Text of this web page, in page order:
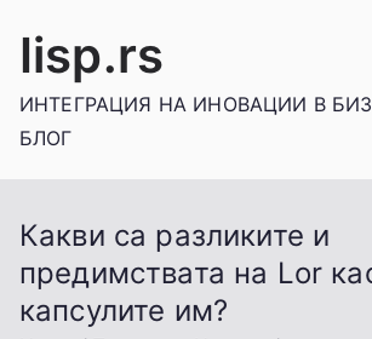
Iisp.rs
ИНТЕГРАЦИЯ НА ИНОВАЦИИ В
БЛОГ
Какви са разликите и
предимствата на Lor
капсулите им?